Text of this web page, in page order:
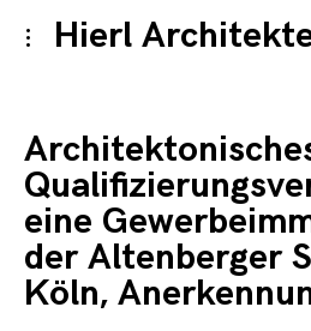
Skip
to
Hierl
toggle
eine
der Altenberger
Köln,